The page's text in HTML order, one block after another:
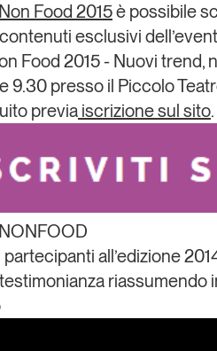
Food 2015è possibile
esclusivi
Food 2015 - Nuovi trend,
9.30 presso il Piccolo
previaiscrizione sul sito.
partecipanti all’edizione
riassumendo